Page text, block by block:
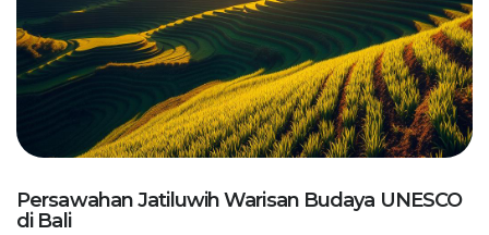
Persawahan Jatiluwih Warisan Budaya UNESCO
di Bali